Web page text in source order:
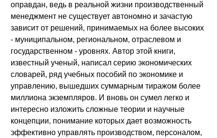
оправдан, ведь в реальной жизни производственный
менеджмент не существует автономно и зачастую
зависит от решений, принимаемых на более высоких
- муниципальном, региональном, отраслевом и
государственном - уровнях. Автор этой книги,
известный ученый, написал серию экономических
словарей, ряд учебных пособий по экономике и
управлению, вышедших суммарным тиражом более
миллиона экземпляров. И вновь он сумел легко и
интересно изложить сложные теории и научные
концепции, понимание которых дает возможность
эффективно управлять производством, персоналом,